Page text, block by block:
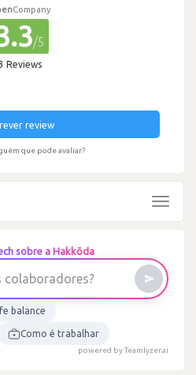
Company
/5
Reviews
review
que pode avaliar?
Toggle
sobre a Hakkōda
colaborad ores?
balance
Como é trabalhar
powered by Teamlyzer.ai